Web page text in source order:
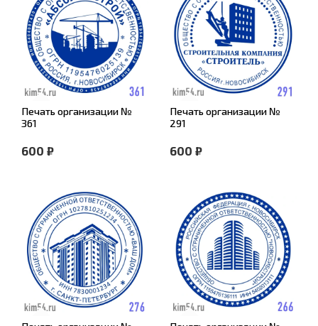
Печать организации №
361
600 ₽
Печать организации №
291
600 ₽